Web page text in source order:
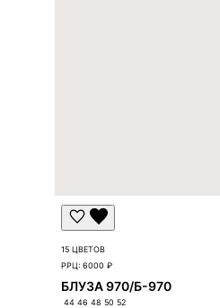
15 ЦВЕТОВ
РРЦ:6000 ₽
БЛУЗА 970/Б-970
44 46 48 50 52